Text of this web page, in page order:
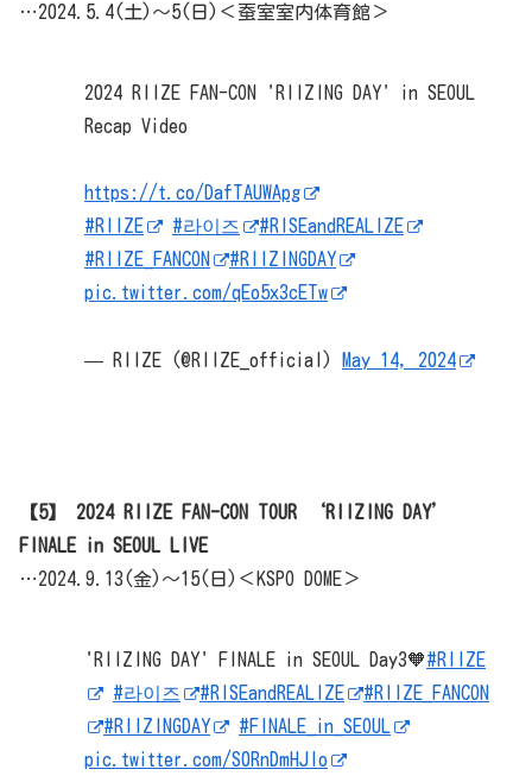
…2024.5.4(土)～5(日)＜蚕室室内体育館＞
2024 RIIZE FAN-CON 'RIIZING DAY' in SEOUL
Recap Video
https://t.co/DafTAUWApg
#RIIZE
#라이즈
#RISEandREALIZE
#RIIZE_FANCON
#RIIZINGDAY
pic.twitter.com/qEo5x3cETw
— RIIZE (@RIIZE_official) May 14, 2024
【5】 2024 RIIZE FAN-CON TOUR ‘RIIZING DAY’
FINALE in SEOUL LIVE
…2024.9.13(金)～15(日)＜KSPO DOME＞
'RIIZING DAY' FINALE in SEOUL Day3🧡#RIIZE
#라이즈
#RISEandREALIZE
#RIIZE_FANCON
#RIIZINGDAY
#FINALE_in_SEOUL
pic.twitter.com/S0RnDmHJlo